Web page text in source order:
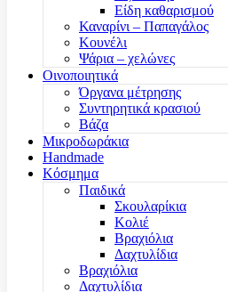
Είδη καθαρισμού
Καναρίνι – Παπαγάλος
Κουνέλι
Ψάρια – χελώνες
Οινοποιητικά
Όργανα μέτρησης
Συντηρητικά κρασιού
Βάζα
Μικροδωράκια
Handmade
Κόσμημα
Παιδικά
Σκουλαρίκια
Κολιέ
Βραχιόλια
Δαχτυλίδια
Βραχιόλια
Δαχτυλίδια